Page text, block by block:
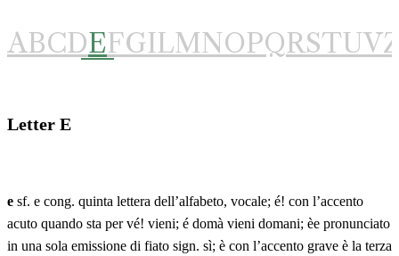
ABCDEFGILMNOPQRSTUV
Letter E
e sf. e cong. quinta lettera dell’alfabeto, vocale; é! con l’accento
acuto quando sta per vé! vieni; é domà vieni domani; èe pronunciato
in una sola emissione di fiato sign. sì; è con l’accento grave è la terza